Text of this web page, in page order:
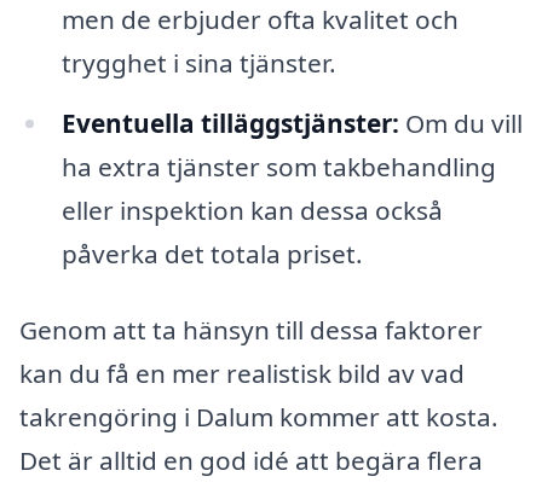
men de erbjuder ofta kvalitet och
trygghet i sina tjänster.
Eventuella tilläggstjänster: Om du vill
ha extra tjänster som takbehandling
eller inspektion kan dessa också
påverka det totala priset.
Genom att ta hänsyn till dessa faktorer
kan du få en mer realistisk bild av vad
takrengöring i Dalum kommer att kosta.
Det är alltid en god idé att begära flera